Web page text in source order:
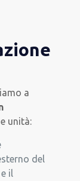
a
unità:
del
il